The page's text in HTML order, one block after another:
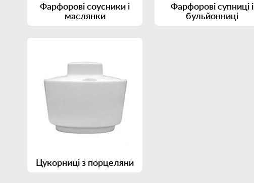
Фарфорові соусники і
маслянки
Фарфорові супниці і
бульйонниці
Цукорниці з порцеляни